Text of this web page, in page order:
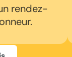
rendez-